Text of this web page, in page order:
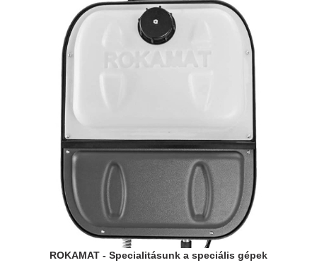
ROKAMAT - Specialitásunk a speciális gépek